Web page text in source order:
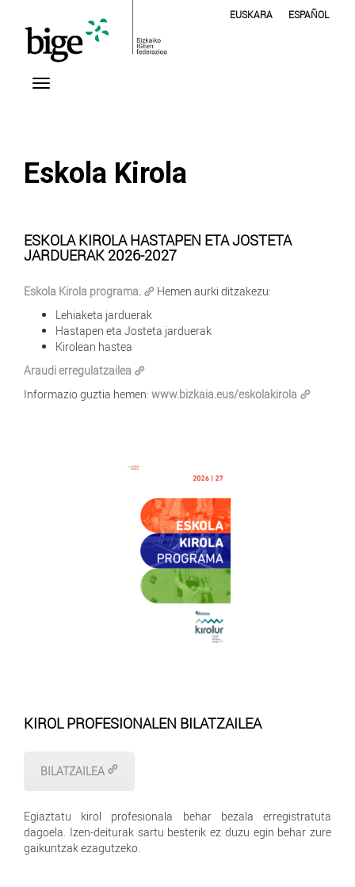
EUSKARA ESPAÑOL
Eskola Kirola
ESKOLA KIROLA HASTAPEN ETA JOSTETA
JARDUERAK 2026-2027
Eskola Kirola programa.
Hemen aurki ditzakezu:
Lehiaketa jarduerak
Hastapen eta Josteta jarduerak
Kirolean hastea
Araudi erregulatzailea
Informazio guztia hemen: www.bizkaia.eus/eskolakirola
KIROL PROFESIONALEN BILATZAILEA
BILATZAILEA
Egiaztatu kirol profesionala behar bezala erregistratuta
dagoela. Izen-deiturak sartu besterik ez duzu egin behar zure
gaikuntzak ezagutzeko.